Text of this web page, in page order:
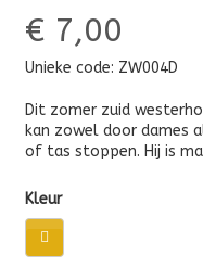
€ 7,00
Unieke code: ZW004D
Dit zomer zuid
kan zowel door dames
of tas stoppen. Hij is
Kleur